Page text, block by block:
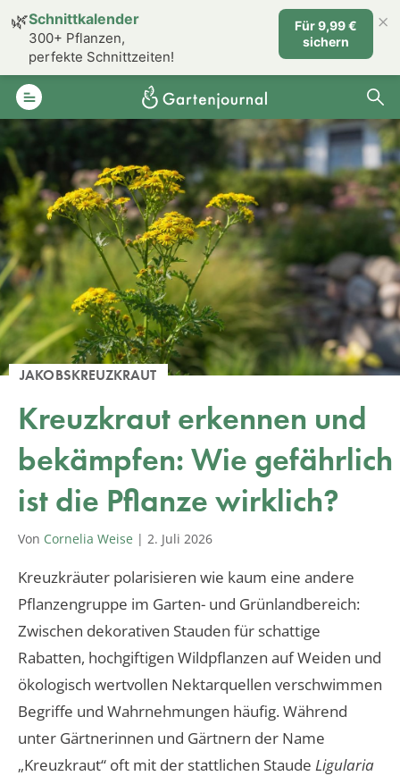
JAKOBSKREUZKRAUT
Kreuzkraut erkennen und
bekämpfen: Wie gefährlich
ist die Pflanze wirklich?
Von Cornelia Weise | 2. Juli 2026
Kreuzkräuter polarisieren wie kaum eine andere
Pflanzengruppe im Garten- und Grünlandbereich:
Zwischen dekorativen Stauden für schattige
Rabatten, hochgiftigen Wildpflanzen auf Weiden und
ökologisch wertvollen Nektarquellen verschwimmen
Begriffe und Wahrnehmungen häufig. Während
unter Gärtnerinnen und Gärtnern der Name
„Kreuzkraut“ oft mit der stattlichen Staude Ligularia
🌿Schnittkalender
300+ Pflanzen,
perfekte Schnittzeiten!
Für 9,99 €
sichern
×